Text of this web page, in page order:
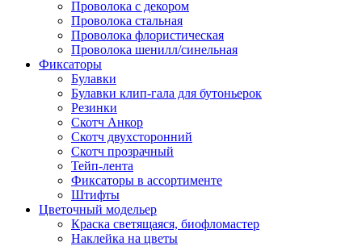
Проволока с декором
Проволока стальная
Проволока флористическая
Проволока шенилл/синельная
Фиксаторы
Булавки
Булавки клип-гала для бутоньерок
Резинки
Скотч Анкор
Скотч двухсторонний
Скотч прозрачный
Тейп-лента
Фиксаторы в ассортименте
Штифты
Цветочный модельер
Краска светящаяся, биофломастер
Наклейка на цветы